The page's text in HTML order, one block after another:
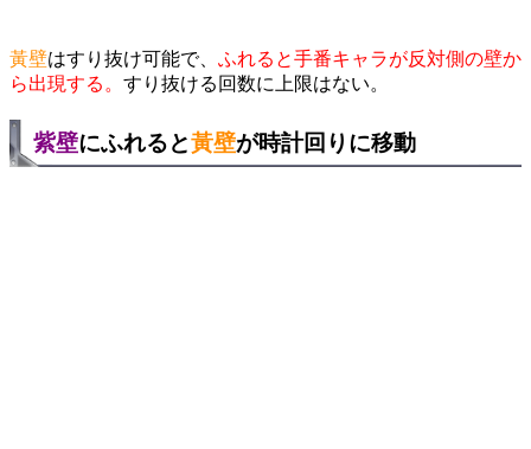
黃壁はすり抜け可能で、 ふれると手番キャラが反対側の壁か
ら出現する。 すり抜ける回数に上限はない。
紫壁にふれると黃壁が時計回りに移動